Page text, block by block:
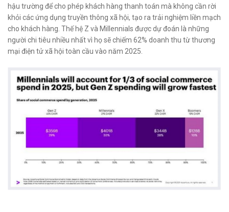
hậu trường để cho phép khách hàng thanh toán mà không cần rời
khỏi các ứng dụng truyền thông xã hội, tạo ra trải nghiệm liền mạch
cho khách hàng. Thế hệ Z và Millennials được dự đoán là những
người chi tiêu nhiều nhất vì họ sẽ chiếm 62% doanh thu từ thương
mại điện tử xã hội toàn cầu vào năm 2025.